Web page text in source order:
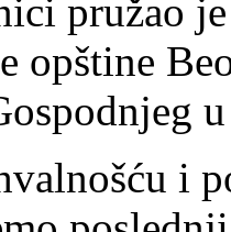
pružao
opštine
i